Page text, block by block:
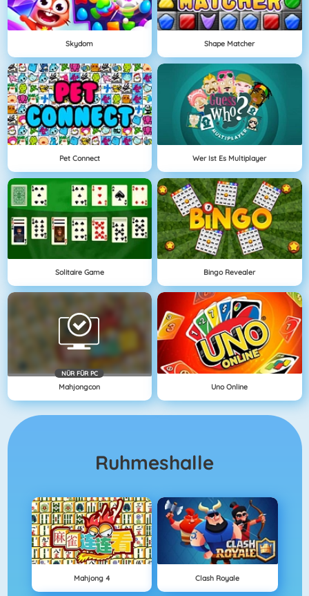
Skydom Shape Matcher
Pet Connect Wer Ist Es Multiplayer
Solitaire Game Bingo Revealer
NÜR FÜR PC
Mahjongcon Uno Online
Ruhmeshalle
Mahjong 4 Clash Royale